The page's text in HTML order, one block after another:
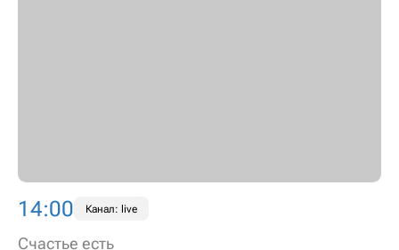
14:00 Канал: live
Счастье есть